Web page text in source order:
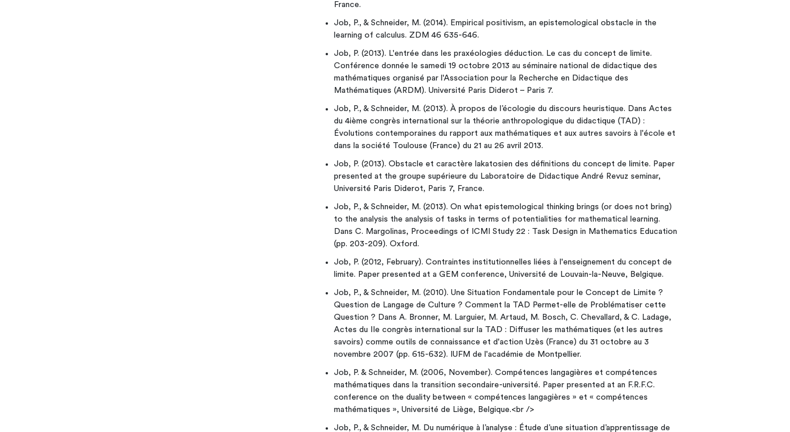
France.
Job, P., & Schneider, M. (2014). Empirical positivism, an epistemological obstacle in the
learning of calculus. ZDM 46 635-646.
Job, P. (2013). L'entrée dans les praxéologies déduction. Le cas du concept de limite.
Conférence donnée le samedi 19 octobre 2013 au séminaire national de didactique des
mathématiques organisé par l'Association pour la Recherche en Didactique des
Mathématiques (ARDM). Université Paris Diderot – Paris 7.
Job, P., & Schneider, M. (2013). À propos de l’écologie du discours heuristique. Dans Actes
du 4ième congrès international sur la théorie anthropologique du didactique (TAD) :
Évolutions contemporaines du rapport aux mathématiques et aux autres savoirs à l'école et
dans la société Toulouse (France) du 21 au 26 avril 2013.
Job, P. (2013). Obstacle et caractère lakatosien des définitions du concept de limite. Paper
presented at the groupe supérieure du Laboratoire de Didactique André Revuz seminar,
Université Paris Diderot, Paris 7, France.
Job, P., & Schneider, M. (2013). On what epistemological thinking brings (or does not bring)
to the analysis the analysis of tasks in terms of potentialities for mathematical learning.
Dans C. Margolinas, Proceedings of ICMI Study 22 : Task Design in Mathematics Education
(pp. 203-209). Oxford.
Job, P. (2012, February). Contraintes institutionnelles liées à l'enseignement du concept de
limite. Paper presented at a GEM conference, Université de Louvain-la-Neuve, Belgique.
Job, P., & Schneider, M. (2010). Une Situation Fondamentale pour le Concept de Limite ?
Question de Langage de Culture ? Comment la TAD Permet-elle de Problématiser cette
Question ? Dans A. Bronner, M. Larguier, M. Artaud, M. Bosch, C. Chevallard, & C. Ladage,
Actes du IIe congrès international sur la TAD : Diffuser les mathématiques (et les autres
savoirs) comme outils de connaissance et d'action Uzès (France) du 31 octobre au 3
novembre 2007 (pp. 615-632). IUFM de l'académie de Montpellier.
Job, P. & Schneider, M. (2006, November). Compétences langagières et compétences
mathématiques dans la transition secondaire-université. Paper presented at an F.R.F.C.
conference on the duality between « compétences langagières » et « compétences
mathématiques », Université de Liège, Belgique.<br />
Job, P., & Schneider, M. Du numérique à l’analyse : Étude d’une situation d’apprentissage de